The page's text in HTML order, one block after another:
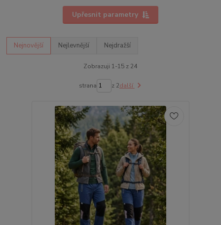
Upřesnit parametry
Nejnovější Nejlevnější Nejdražší
Zobrazuji 1-15 z 24
strana z 2další